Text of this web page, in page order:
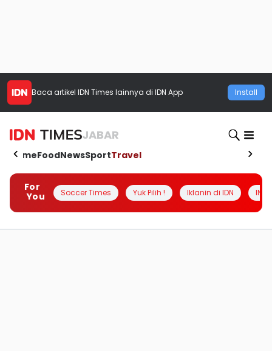
Baca artikel IDN Times lainnya di IDN App Install
JABAR
HomeFoodNewsSportTravel
For
You
Soccer Times Yuk Pilih ! Iklanin di IDN